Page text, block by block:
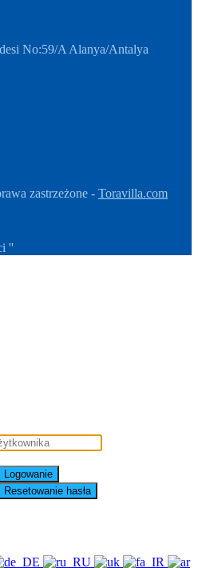
No:59/A Alanya/Antalya
zastrzeżone - Toravilla.com
''
Logowanie
Resetowanie hasła